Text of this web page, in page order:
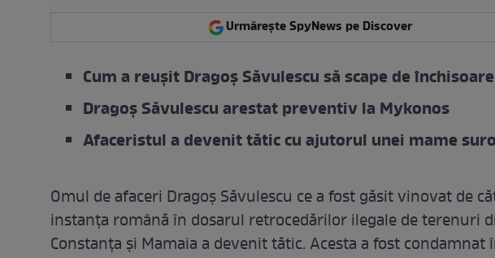
Urmărește SpyNews pe Discover
Cum a reușit Dragoș Săvulescu să scape de închisoare
Dragoș Săvulescu arestat preventiv la Mykonos
Afaceristul a devenit tătic cu ajutorul unei mame
Omul de afaceri Dragoș Săvulescu ce a fost găsit vinovat de
instanța română în dosarul retrocedărilor ilegale de terenuri
Constanța și Mamaia a devenit tătic. Acesta a fost condamnat